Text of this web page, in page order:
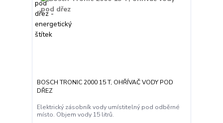
BOSCH TRONIC 2000 15 T, OHŘÍVAČ VODY POD
DŘEZ
Elektrický zásobník vody umístitelný pod odběrné
místo. Objem vody 15 litrů.